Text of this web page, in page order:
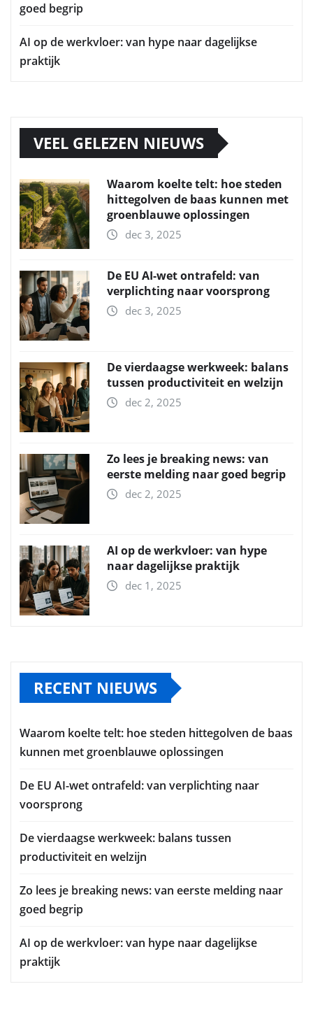
goed begrip
AI op de werkvloer: van hype naar dagelijkse
praktijk
VEEL GELEZEN NIEUWS
Waarom koelte telt: hoe steden
hittegolven de baas kunnen met
groenblauwe oplossingen
dec 3, 2025
De EU AI-wet ontrafeld: van
verplichting naar voorsprong
dec 3, 2025
De vierdaagse werkweek: balans
tussen productiviteit en welzijn
dec 2, 2025
Zo lees je breaking news: van
eerste melding naar goed begrip
dec 2, 2025
AI op de werkvloer: van hype
naar dagelijkse praktijk
dec 1, 2025
RECENT NIEUWS
Waarom koelte telt: hoe steden hittegolven de baas
kunnen met groenblauwe oplossingen
De EU AI-wet ontrafeld: van verplichting naar
voorsprong
De vierdaagse werkweek: balans tussen
productiviteit en welzijn
Zo lees je breaking news: van eerste melding naar
goed begrip
AI op de werkvloer: van hype naar dagelijkse
praktijk